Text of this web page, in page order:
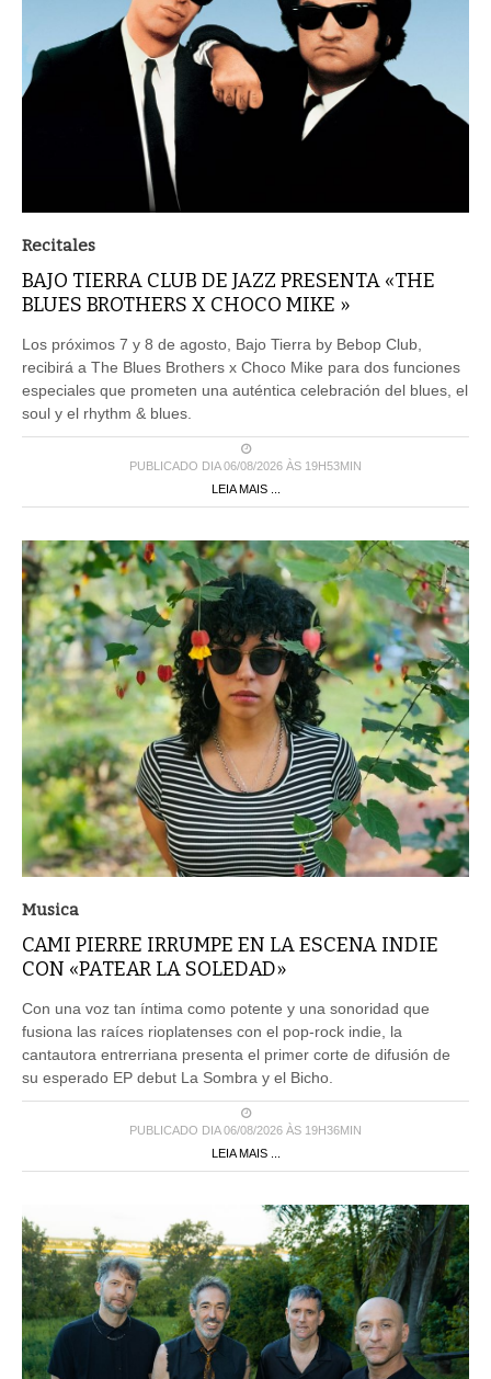
Recitales
BAJO TIERRA CLUB DE JAZZ PRESENTA «THE
BLUES BROTHERS X CHOCO MIKE »
Los próximos 7 y 8 de agosto, Bajo Tierra by Bebop Club,
recibirá a The Blues Brothers x Choco Mike para dos funciones
especiales que prometen una auténtica celebración del blues, el
soul y el rhythm & blues.
PUBLICADO DIA 06/08/2026 ÀS 19H53MIN
LEIA MAIS ...
Musica
CAMI PIERRE IRRUMPE EN LA ESCENA INDIE
CON «PATEAR LA SOLEDAD»
Con una voz tan íntima como potente y una sonoridad que
fusiona las raíces rioplatenses con el pop-rock indie, la
cantautora entrerriana presenta el primer corte de difusión de
su esperado EP debut La Sombra y el Bicho.
PUBLICADO DIA 06/08/2026 ÀS 19H36MIN
LEIA MAIS ...